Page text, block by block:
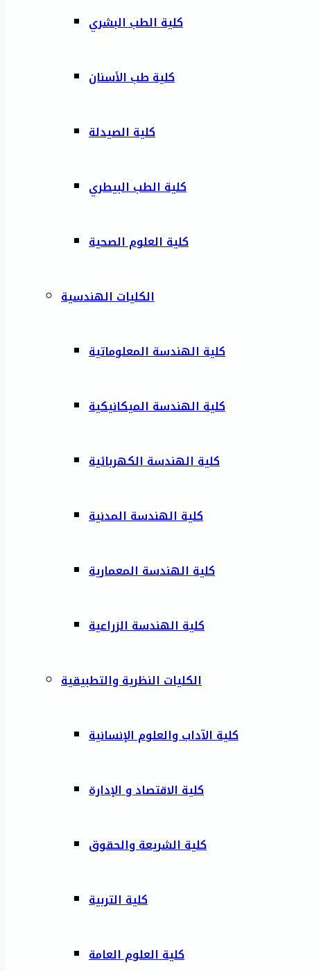
كلية الطب البشري
كلية طب الأسنان
كلية الصيدلة
كلية الطب البيطري
كلية العلوم الصحية
الكليات الهندسية
كلية الهندسة المعلوماتية
كلية الهندسة الميكانيكية
كلية الهندسة الكهربائية
كلية الهندسة المدنية
كلية الهندسة المعمارية
كلية الهندسة الزراعية
الكليات النظرية والتطبيقية
كلية الآداب والعلوم الإنسانية
كلية الاقتصاد و الإدارة
كلية الشريعة والحقوق
كلية التربية
كلية العلوم العامة